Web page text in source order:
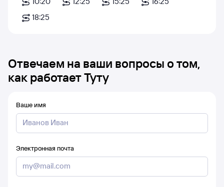
18:25
Отвечаем на ваши вопросы о том,
как работает Туту
Ваше имя
Электронная почта